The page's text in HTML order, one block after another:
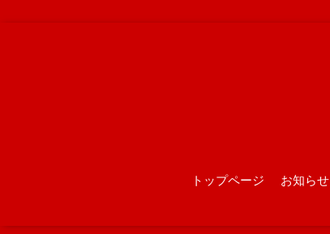
トップページ お知らせ